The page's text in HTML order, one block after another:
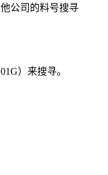
公司的料号搜寻
）来搜寻。